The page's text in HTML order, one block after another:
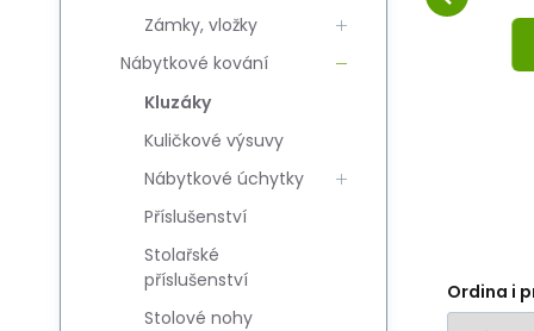
Ordina i
Zámky, vložky
Nábytkové kování
Kluzáky
Kuličkové výsuvy
Nábytkové úchytky
Příslušenství
Stolařské
příslušenství
Stolové nohy